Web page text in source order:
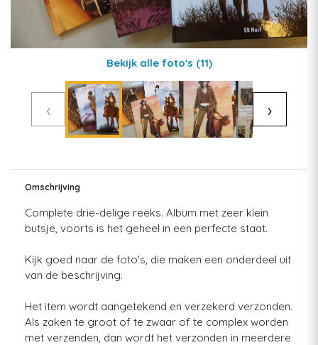
Bekijk alle foto's (11)
‹ ›
Omschrijving
Complete drie-delige reeks. Album met zeer klein
butsje, voorts is het geheel in een perfecte staat.
Kijk goed naar de foto's, die maken een onderdeel uit
van de beschrijving.
Het item wordt aangetekend en verzekerd verzonden.
Als zaken te groot of te zwaar of te complex worden
met verzenden, dan wordt het verzonden in meerdere